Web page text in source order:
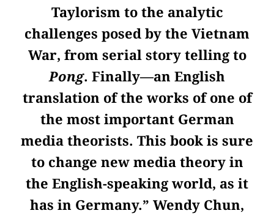
Taylorism to the analytic
challenges posed by the Vietnam
War, from serial story telling to
Pong. Finally—an English
translation of the works of one of
the most important German
media theorists. This book is sure
to change new media theory in
the English-speaking world, as it
has in Germany.” Wendy Chun,